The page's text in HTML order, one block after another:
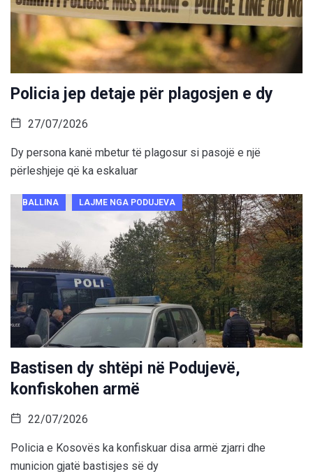
Policia jep detaje për plagosjen e dy
27/07/2026
Dy persona kanë mbetur të plagosur si pasojë e një
përleshjeje që ka eskaluar
BALLINA LAJME NGA PODUJEVA
Bastisen dy shtëpi në Podujevë,
konfiskohen armë
22/07/2026
Policia e Kosovës ka konfiskuar disa armë zjarri dhe
municion gjatë bastisjes së dy